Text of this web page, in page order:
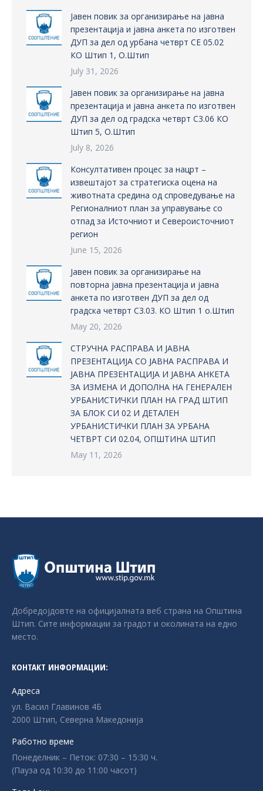
Јавен повик за организирање на јавна
презентација и јавна анкета по изготвен
ДУП за дел од урбана четврт СЕ 05.02
КО Штип 1, О.Штип
July 31, 2026
Јавен повик за организирање на јавна
презентација и јавна анкета по изготвен
ДУП за дел од градска четврт С3.06 КО
Штип 5, О.Штип
July 8, 2026
Консултативен процес за нацрт –
извештајот за стратегиска оцена на
животната средина од спроведување на
Регионалниот план за управување со
отпад за Источниот и Североисточниот
регион
June 15, 2026
Јавен повик за организирање на
повторна јавна презентација и јавна
анкета по изготвен ДУП за дел од
градска четврт С3.03. КО Штип 1 о.Штип
May 20, 2026
СТРУЧНА РАСПРАВА И ЈАВНА
ПРЕЗЕНТАЦИЈА СО ЈАВНА РАСПРАВА И
ЈАВНА ПРЕЗЕНТАЦИЈА И ЈАВНА АНКЕТА
ЗА ИЗМЕНА И ДОПОЛНА НА ГЕНЕРАЛЕН
УРБАНИСТИЧКИ ПЛАН НА ГРАД ШТИП
ЗА БЛОК СИ 02 И ДЕТАЛЕН
УРБАНИСТИЧКИ ПЛАН ЗА УРБАНА
ЧЕТВРТ СИ 02.04, ОПШТИНА ШТИП
May 11, 2026
Добредојдовте на официјалната веб страна на Општина
Штип. Сите информации за градот и околината на едно
место.
КОНТАКТ ИНФОРМАЦИИ:
Адреса
ул. Васил Главинов 4Б
2000 Штип, Северна Македонија
Работно време
Понеделник – Петок: 07:30 – 15:30 ч.
(Пауза од 10:30 до 11:00 часот)